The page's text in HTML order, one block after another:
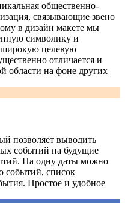
общественно-
связывающие звено
в дизайн макете мы
символику и
широкую целевую
отличается и
области на фоне других
позволяет выводить
событий на будущие
На одну даты можно
событий, список
Простое и удобное